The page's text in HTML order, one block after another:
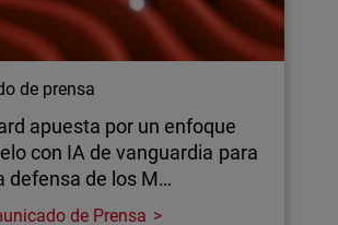
de prensa
apuesta por un enfoque
con IA de vanguardia para
defensa de los M…
de Prensa